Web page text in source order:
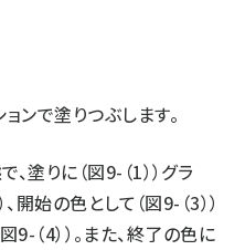
ンで塗りつぶします。
塗りに（図9-（1））グラ
開始の色として（図9-（3））
（4））。また、終了の色に